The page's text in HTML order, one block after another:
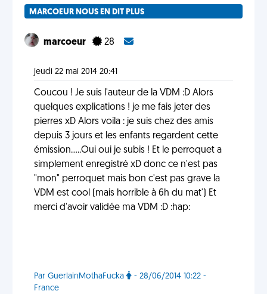
MARCOEUR NOUS EN DIT PLUS
marcoeur 28
jeudi 22 mai 2014 20:41
Coucou ! Je suis l'auteur de la VDM :D Alors
quelques explications ! je me fais jeter des
pierres xD Alors voila : je suis chez des amis
depuis 3 jours et les enfants regardent cette
émission.....Oui oui je subis ! Et le perroquet a
simplement enregistré xD donc ce n'est pas
"mon" perroquet mais bon c'est pas grave la
VDM est cool (mais horrible à 6h du mat') Et
merci d'avoir validée ma VDM :D :hap:
Par GuerlainMothaFucka
- 28/06/2014 10:22 -
France